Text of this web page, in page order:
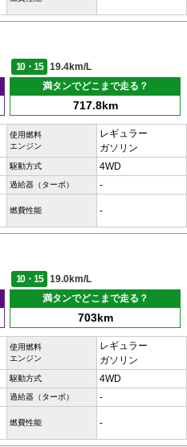
10・15
19.4km/L
満タンでどこまで走る？
717.8km
使用燃料
エンジン
レギュラー
ガソリン
駆動方式 4WD
過給器（ターボ） -
燃費性能 -
10・15
19.0km/L
満タンでどこまで走る？
703km
使用燃料
エンジン
レギュラー
ガソリン
駆動方式 4WD
過給器（ターボ） -
燃費性能 -